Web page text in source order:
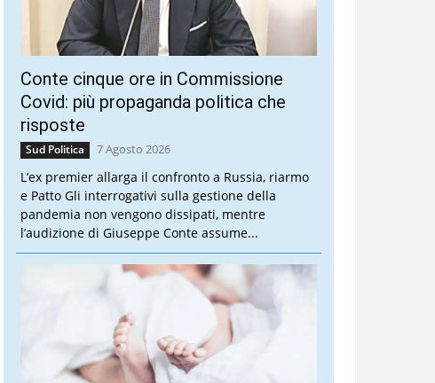
Conte cinque ore in Commissione
Covid: più propaganda politica che
risposte
Sud Politica 7 Agosto 2026
L’ex premier allarga il confronto a Russia, riarmo
e Patto Gli interrogativi sulla gestione della
pandemia non vengono dissipati, mentre
l’audizione di Giuseppe Conte assume...